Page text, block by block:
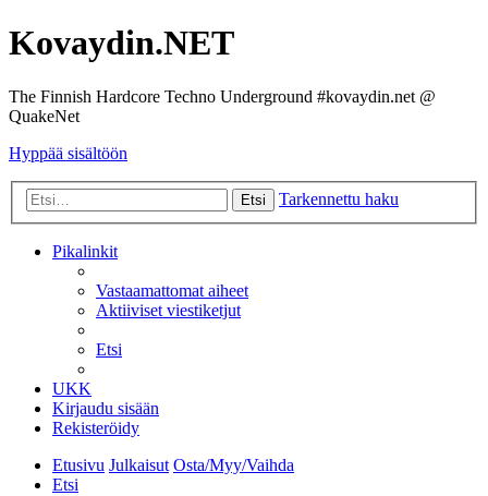
Kovaydin.NET
The Finnish Hardcore Techno Underground #kovaydin.net @
QuakeNet
Hyppää sisältöön
Etsi Tarkennettu haku
Pikalinkit
Vastaamattomat aiheet
Aktiiviset viestiketjut
Etsi
UKK
Kirjaudu sisään
Rekisteröidy
Etusivu Julkaisut Osta/Myy/Vaihda
Etsi